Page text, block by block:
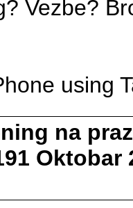
Vezbe?
using
na
Oktobar